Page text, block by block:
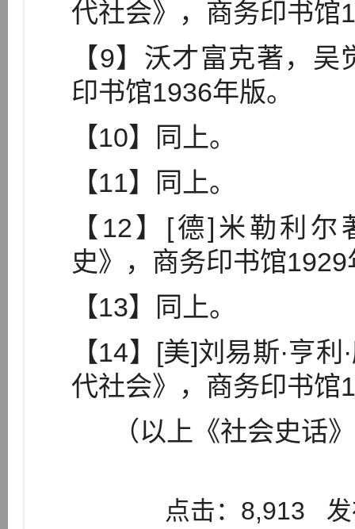
代社会》，商务印书馆
【9】沃才富克著，
印书馆1936年版。
【10】同上。
【11】同上。
【12】[德]米勒利
史》，商务印书馆1929
【13】同上。
【14】[美]刘易斯·亨
代社会》，商务印书馆
（以上《社会史话
点击：8,913